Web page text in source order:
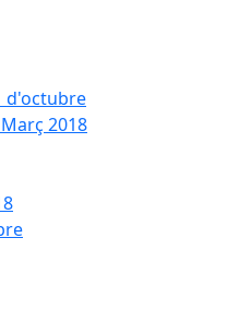
d'octubre
2018